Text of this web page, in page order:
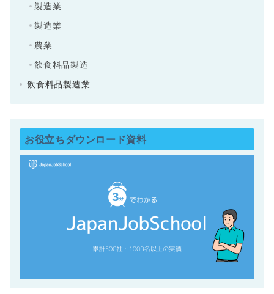
製造業
製造業
農業
飲食料品製造
飲食料品製造業
お役立ちダウンロード資料